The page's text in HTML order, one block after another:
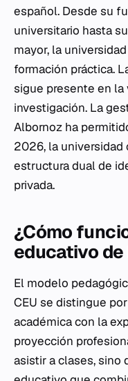
español. Desde su
universitario hasta
mayor, la
formación práctica.
sigue presente en
investigación. La
Albornoz ha
2026, la
estructura dual de
privada.
¿Cómo
educativo de
El modelo
CEU se distingue
académica con la
proyección
asistir a clases, sino